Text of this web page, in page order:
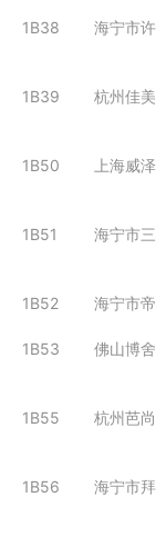
1B38 海宁市
1B39 杭州佳
1B50 上海威
1B51 海宁市
1B52 海宁市
1B53 佛山博
1B55 杭州芭
1B56 海宁市